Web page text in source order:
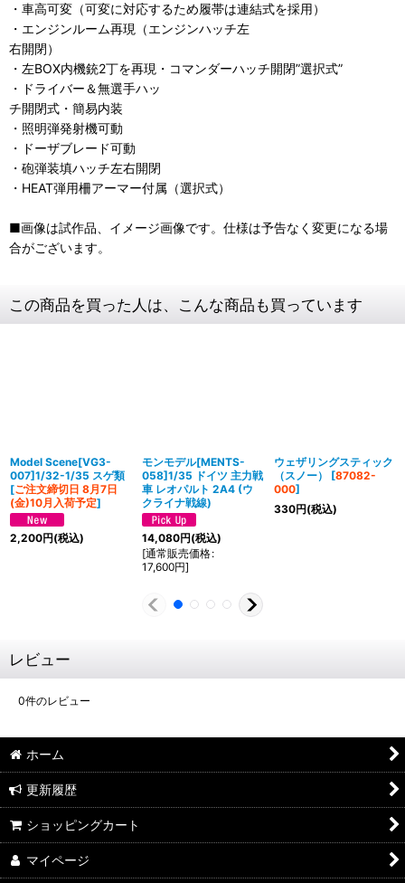
・車高可変（可変に対応するため履帯は連結式を採用）
・エンジンルーム再現（エンジンハッチ左
右開閉）
・左BOX内機銃2丁を再現・コマンダーハッチ開閉”選択式”
・ドライバー＆無選手ハッ
チ開閉式・簡易内装
・照明弾発射機可動
・ドーザブレード可動
・砲弾装填ハッチ左右開閉
・HEAT弾用柵アーマー付属（選択式）
■画像は試作品、イメージ画像です。仕様は予告なく変更になる場
合がございます。
この商品を買った人は、こんな商品も買っています
Model Scene[VG3-
007]1/32-1/35 スゲ類
[ご注文締切日 8月7日
(金)10月入荷予定]
2,200円(税込)
モンモデル[MENTS-
058]1/35 ドイツ 主力戦
車 レオパルト 2A4 (ウ
クライナ戦線)
14,080円(税込)
[通常販売価格:
17,600円]
ウェザリングスティック
（スノー）
[87082-
000]
330円(税込)
レビュー
0件のレビュー
ホーム
更新履歴
ショッピングカート
マイページ